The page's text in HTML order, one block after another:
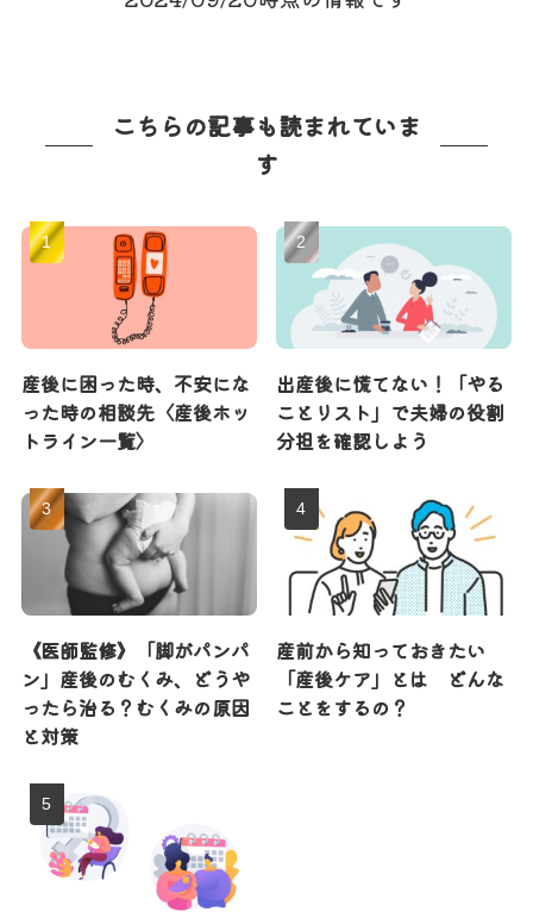
こちらの記事も読まれていま
す
産後に困った時、不安にな
った時の相談先〈産後ホッ
トライン一覧〉
出産後に慌てない！「やる
ことリスト」で夫婦の役割
分担を確認しよう
《医師監修》「脚がパンパ
ン」産後のむくみ、どうや
ったら治る？むくみの原因
と対策
産前から知っておきたい
「産後ケア」とは どんな
ことをするの？